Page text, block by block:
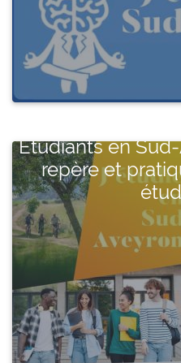
Etudiants en
repère et